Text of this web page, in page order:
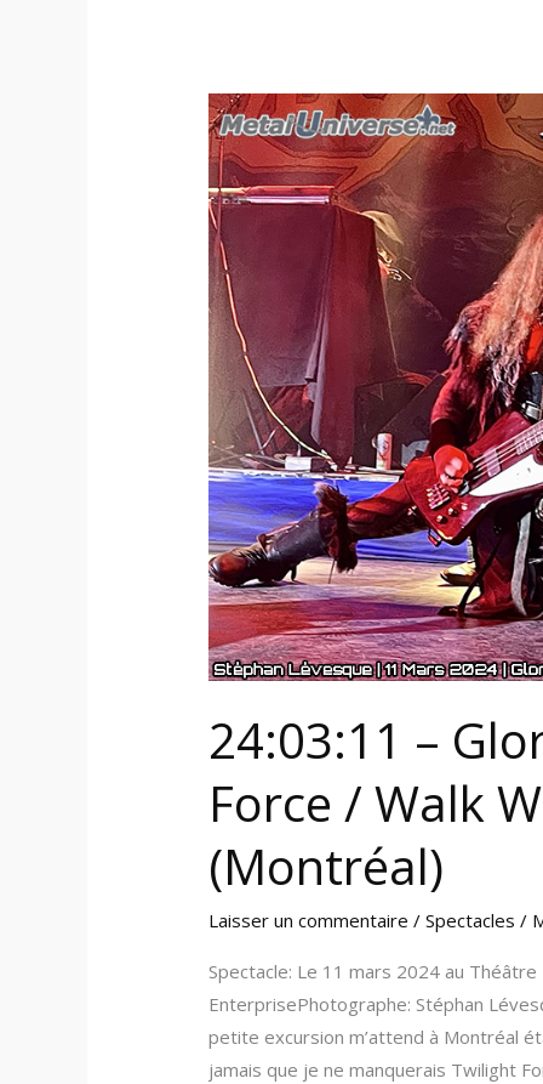
24:03:11 –
Force / Walk
(Montréal)
Laisser un commentaire /Spectacles /
Spectacle: Le 11 mars 2024 au
EnterprisePhotographe: Stéphan
petite excursion m’attend à Montréal
jamais que je ne manquerais Twilight
24:03:11
–
Gloryhammer
/
Twilight
Force
/
Walk
With
Titans
(Montréal)